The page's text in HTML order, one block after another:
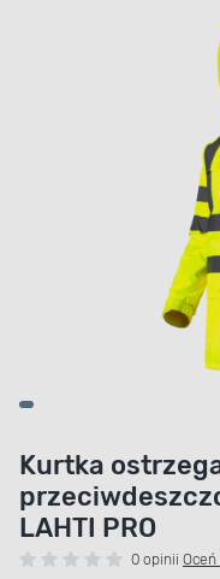
Kurtka
LAHTI PRO
0 opinii